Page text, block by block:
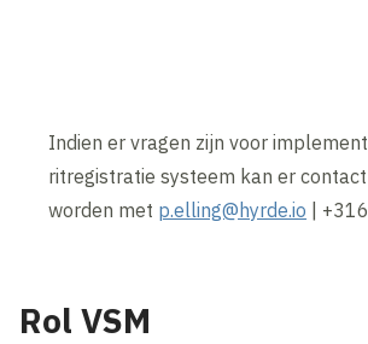
Indien er vragen zijn voor
ritregistratie systeem kan er
worden met p.elling@hyrde.io |
Rol VSM